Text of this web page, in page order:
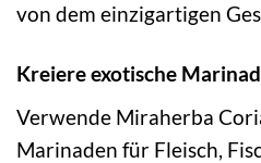
von dem einzigartigen
Kreiere exotische
Verwende Miraherba
Marinaden für Fleisch,